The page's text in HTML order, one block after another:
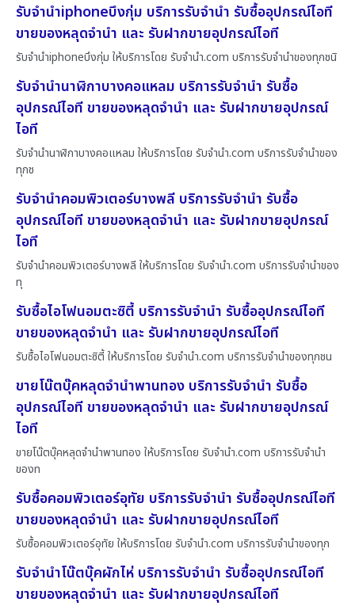
รับจำนำiphoneบึงกุ่ม บริการรับจำนำ รับซื้ออุปกรณ์ไอที
ขายของหลุดจำนำ และ รับฝากขายอุปกรณ์ไอที
รับจำนำiphoneบึงกุ่ม ให้บริการโดย รับจํานํา.com บริการรับจำนำของทุกชนิ
รับจำนำนาฬิกาบางคอแหลม บริการรับจำนำ รับซื้อ
อุปกรณ์ไอที ขายของหลุดจำนำ และ รับฝากขายอุปกรณ์
ไอที
รับจำนำนาฬิกาบางคอแหลม ให้บริการโดย รับจํานํา.com บริการรับจำนำของ
ทุกช
รับจำนำคอมพิวเตอร์บางพลี บริการรับจำนำ รับซื้อ
อุปกรณ์ไอที ขายของหลุดจำนำ และ รับฝากขายอุปกรณ์
ไอที
รับจำนำคอมพิวเตอร์บางพลี ให้บริการโดย รับจํานํา.com บริการรับจำนำของ
ทุ
รับซื้อไอโฟนอมตะซิตี้ บริการรับจำนำ รับซื้ออุปกรณ์ไอที
ขายของหลุดจำนำ และ รับฝากขายอุปกรณ์ไอที
รับซื้อไอโฟนอมตะซิตี้ ให้บริการโดย รับจํานํา.com บริการรับจำนำของทุกชน
ขายโน๊ตบุ๊คหลุดจำนำพานทอง บริการรับจำนำ รับซื้อ
อุปกรณ์ไอที ขายของหลุดจำนำ และ รับฝากขายอุปกรณ์
ไอที
ขายโน๊ตบุ๊คหลุดจำนำพานทอง ให้บริการโดย รับจํานํา.com บริการรับจำนำ
ของท
รับซื้อคอมพิวเตอร์อุทัย บริการรับจำนำ รับซื้ออุปกรณ์ไอที
ขายของหลุดจำนำ และ รับฝากขายอุปกรณ์ไอที
รับซื้อคอมพิวเตอร์อุทัย ให้บริการโดย รับจํานํา.com บริการรับจำนำของทุก
รับจำนำโน๊ตบุ๊คผักไห่ บริการรับจำนำ รับซื้ออุปกรณ์ไอที
ขายของหลุดจำนำ และ รับฝากขายอุปกรณ์ไอที